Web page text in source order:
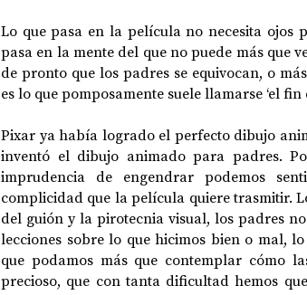
Lo que pasa en la película no necesita
pasa en la mente del que no puede más que
de pronto que los padres se equivocan, o
es lo que pomposamente suele llamarse ‘el fin
Pixar ya había logrado el perfecto dibujo
inventó el dibujo animado para padres.
imprudencia de engendrar podemos
complicidad que la película quiere trasmitir.
del guión y la pirotecnia visual, los padres
lecciones sobre lo que hicimos bien o mal,
que podamos más que contemplar cómo
precioso, que con tanta dificultad hemos